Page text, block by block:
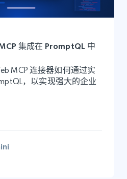
集成在 PromptQL 中
MCP 连接器如何通过实
，以实现强大的企业